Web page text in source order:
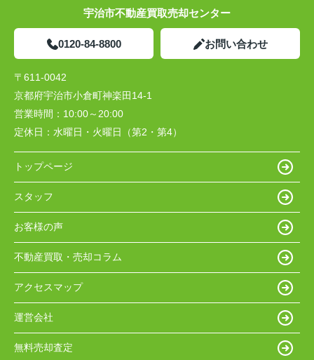
宇治市不動産買取売却センター
0120-84-8800 お問い合わせ
〒611-0042
京都府宇治市小倉町神楽田14-1
営業時間： 10:00～20:00
定休日： 水曜日・火曜日（第2・第4）
トップページ
スタッフ
お客様の声
不動産買取・売却コラム
アクセスマップ
運営会社
無料売却査定